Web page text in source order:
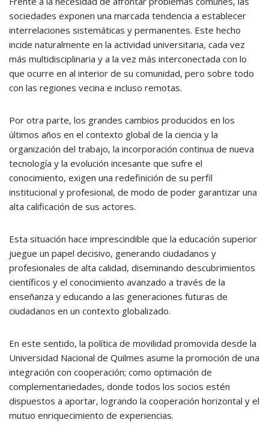
sociedades exponen una marcada tendencia a establecer
interrelaciones sistemáticas y permanentes. Este hecho
incide naturalmente en la actividad universitaria, cada vez
más multidisciplinaria y a la vez más interconectada con lo
que ocurre en al interior de su comunidad, pero sobre todo
con las regiones vecina e incluso remotas.
Por otra parte, los grandes cambios producidos en los
últimos años en el contexto global de la ciencia y la
organización del trabajo, la incorporación continua de nueva
tecnología y la evolución incesante que sufre el
conocimiento, exigen una redefinición de su perfil
institucional y profesional, de modo de poder garantizar una
alta calificación de sus actores.
Esta situación hace imprescindible que la educación superior
juegue un papel decisivo, generando ciudadanos y
profesionales de alta calidad, diseminando descubrimientos
científicos y el conocimiento avanzado a través de la
enseñanza y educando a las generaciones futuras de
ciudadanos en un contexto globalizado.
En este sentido, la política de movilidad promovida desde la
Universidad Nacional de Quilmes asume la promoción de una
integración con cooperación; como optimación de
complementariedades, donde todos los socios estén
dispuestos a aportar, logrando la cooperación horizontal y el
mutuo enriquecimiento de experiencias.